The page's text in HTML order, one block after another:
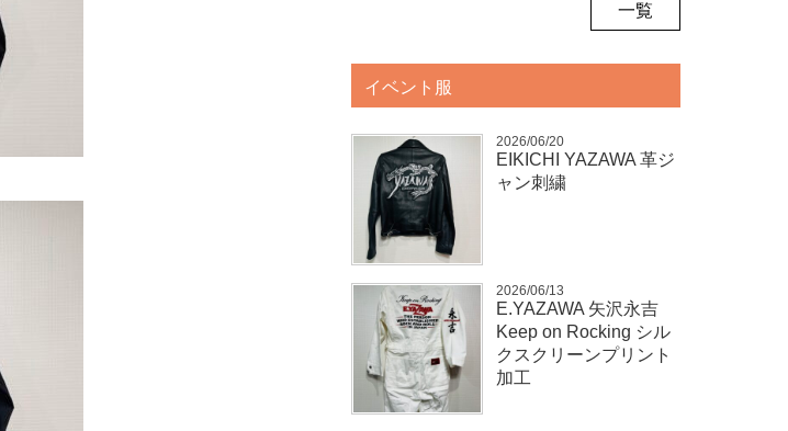
一覧
イベント服
2026/06/20
EIKICHI YAZAWA 革ジ
ャン刺繍
2026/06/13
E.YAZAWA 矢沢永吉
Keep on Rocking シル
クスクリーンプリント
加工